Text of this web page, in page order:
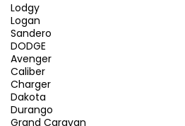
Lodgy
Logan
Sandero
DODGE
Avenger
Caliber
Charger
Dakota
Durango
Grand Caravan